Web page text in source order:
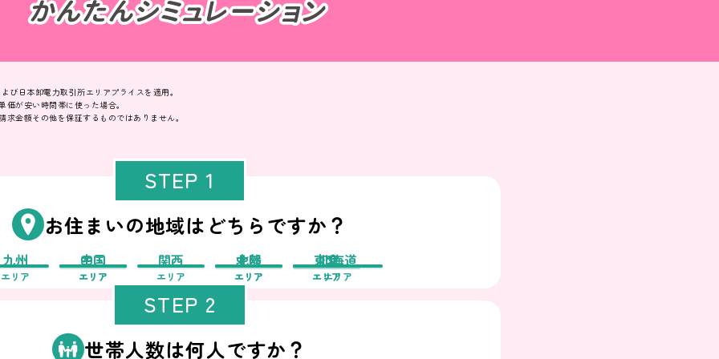
び日本卸電力取引所エリアプライスを適用。
が安い時間帯に使った場合。
金額その他を保証するものではありません。
STEP 1
お住まいの地域はどちらですか？
北海道
エリア
東北
エリア
東京
エリア
中部
エリア
北陸
エリア
関西
エリア
中国
エリア
四国
エリア
九州
エリア
STEP 2
世帯人数は何人ですか？